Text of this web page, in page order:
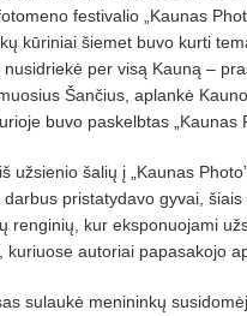
festivalio „Kaunas
kūriniai šiemet buvo kurti
per visą Kauną –
Šančius, aplankė
buvo paskelbtas „Kaunas
užsienio šalių į „Kaunas
pristatydavo gyvai,
renginių, kur eksponuojami
autoriai papasakojo
sulaukė menininkų